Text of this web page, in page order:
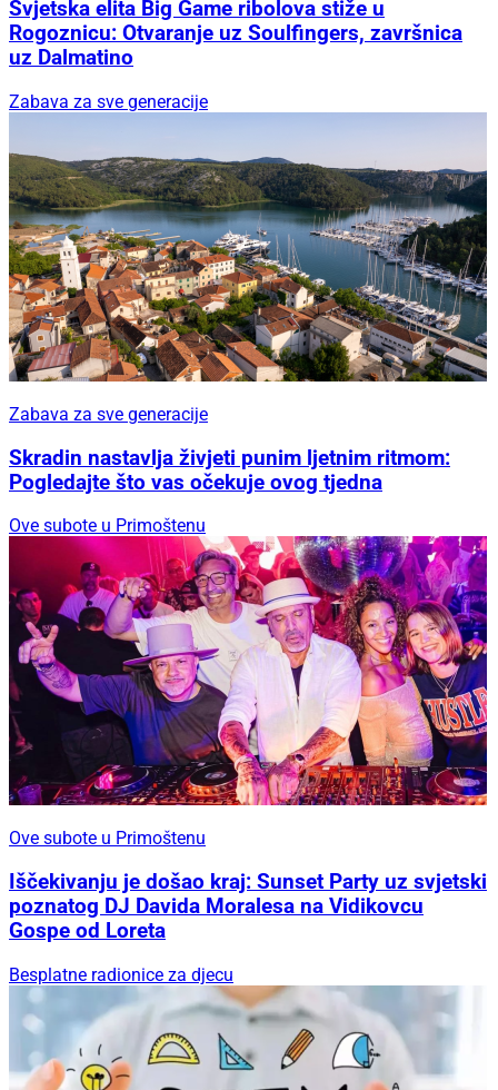
Svjetska elita Big Game ribolova stiže u
Rogoznicu: Otvaranje uz Soulfingers, završnica
uz Dalmatino
Zabava za sve generacije
Zabava za sve generacije
Skradin nastavlja živjeti punim ljetnim ritmom:
Pogledajte što vas očekuje ovog tjedna
Ove subote u Primoštenu
Ove subote u Primoštenu
Iščekivanju je došao kraj: Sunset Party uz svjetski
poznatog DJ Davida Moralesa na Vidikovcu
Gospe od Loreta
Besplatne radionice za djecu